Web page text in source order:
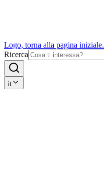
Logo, torna alla pagina iniziale.
Ricerca
it